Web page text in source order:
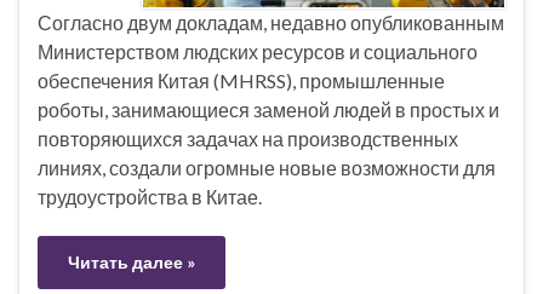
Согласно двум докладам, недавно опубликованным
Министерством людских ресурсов и социального
обеспечения Китая (MHRSS), промышленные
роботы, занимающиеся заменой людей в простых и
повторяющихся задачах на производственных
линиях, создали огромные новые возможности для
трудоустройства в Китае.
Читать далее »